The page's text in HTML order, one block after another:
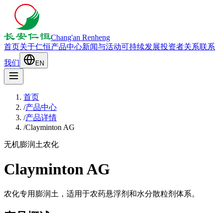
Chang'an Renheng
首页关于仁恒产品中心新闻与活动可持续发展投资者关系联系
我们
EN
首页
/产品中心
/产品详情
/Clayminton AG
无机膨润土农化
Clayminton AG
农化专用膨润土，适用于农药悬浮剂和水分散粒剂体系。